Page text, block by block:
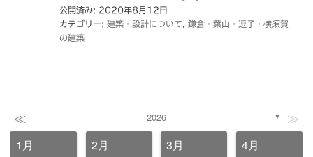
公開済み: 2020年8月12日
カテゴリー: 建築・設計について
鎌倉・葉山・逗子・横須賀
の建築
≪ 2026 ▼ ≫
1月 2月 3月 4月